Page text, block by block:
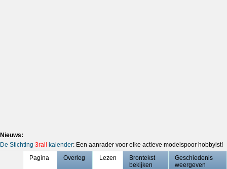
Nieuws:
De Stichting 3rail kalender: Een aanrader voor elke actieve modelspoor hobbyist!
Pagina
Overleg Lezen
Brontekst
bekijken
Geschiedenis
weergeven